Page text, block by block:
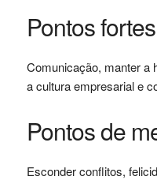
Pontos
Comunicação, manter a
a cultura empresarial e
Pontos de
Esconder conflitos,